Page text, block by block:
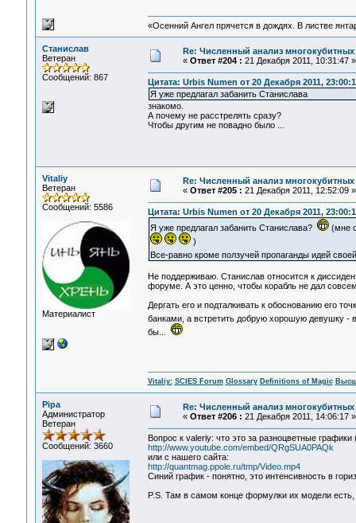
«Осенний Ангел прячется в дождях. В листве
Станислав
Ветеран
Сообщений: 867
Re: Численный анализ многокубитных
« Ответ #204 : 21 Декабря 2011, 10:31:47 »
Цитата: Urbis Numen от 20 Декабря 2011,
Я уже предлагал забанить Станислава
знакомо.
А почему не расстрелять сразу?
Чтобы другим не повадно было ...
Vitaliy
Ветеран
Сообщений: 5586
Материалист
Re: Численный анализ многокубитных
« Ответ #205 : 21 Декабря 2011, 12:52:09 »
Цитата: Urbis Numen от 20 Декабря 2011,
Я уже предлагал забанить Станислава?
(мне
)
Все-равно кроме ползучей пропаганды идей
Не поддерживаю. Станислав относится к
форуме. А это ценно, чтобы корабль не дал
Дергать его и подталкивать к обоснованию его
банками, а встретить добрую хорошую девушку -
бы...
Vitaliy: SCIES Forum Glossary Definitions of Magic
Pipa
Администратор
Ветеран
Сообщений: 3660
Re: Численный анализ многокубитных
« Ответ #206 : 21 Декабря 2011, 14:06:17 »
Вопрос к valeriy: что это за разноцветные
http://www.youtube.com/embed/QRgSUA0PAQk
или с нашего сайта:
http://quantmag.ppole.ru/tmp/Video.mp4
Синий график - понятно, это интенсивность в
P.S. Там в самом конце формулки их модели